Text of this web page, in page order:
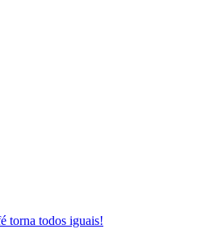
torna todos iguais!